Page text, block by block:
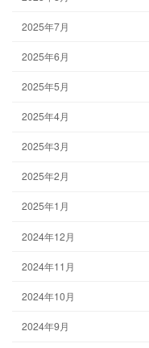
2025年7月
2025年6月
2025年5月
2025年4月
2025年3月
2025年2月
2025年1月
2024年12月
2024年11月
2024年10月
2024年9月